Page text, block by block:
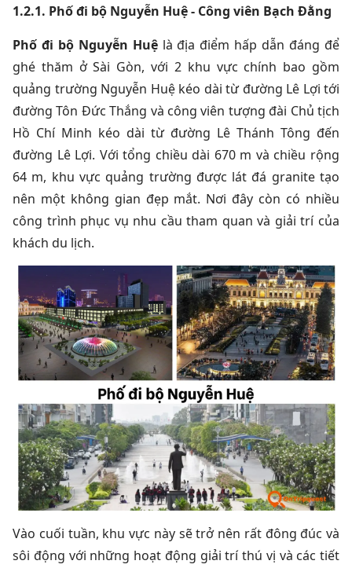
1.2.1. Phố đi bộ Nguyễn Huệ - Công viên Bạch Đằng
Phố đi bộ Nguyễn Huệlà địa điểm hấp dẫn đáng để
ghé thăm ở Sài Gòn, với 2 khu vực chính bao gồm
quảng trường Nguyễn Huệ kéo dài từ đường Lê Lợi tới
đường Tôn Đức Thắng và công viên tượng đài Chủ tịch
Hồ Chí Minh kéo dài từ đường Lê Thánh Tông đến
đường Lê Lợi. Với tổng chiều dài 670 m và chiều rộng
64 m, khu vực quảng trường được lát đá granite tạo
nên một không gian đẹp mắt. Nơi đây còn có nhiều
công trình phục vụ nhu cầu tham quan và giải trí của
khách du lịch.
Vào cuối tuần, khu vực này sẽ trở nên rất đông đúc và
sôi động với những hoạt động giải trí thú vị và các tiết